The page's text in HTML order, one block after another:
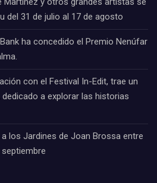
del 31 de julio al 17 de agosto
ha concedido el Premio Nenúfar
con el Festival In-Edit, trae un
a explorar las historias
los Jardines de Joan Brossa entre